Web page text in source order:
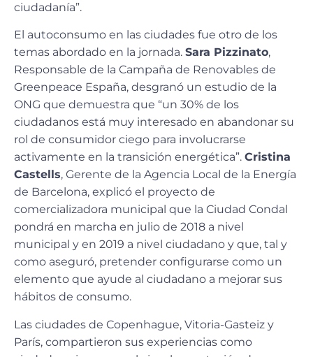
ciudadanía”.
El autoconsumo en las ciudades fue otro de los
temas abordado en la jornada. Sara Pizzinato,
Responsable de la Campaña de Renovables de
Greenpeace España, desgranó un estudio de la
ONG que demuestra que “un 30% de los
ciudadanos está muy interesado en abandonar su
rol de consumidor ciego para involucrarse
activamente en la transición energética”. Cristina
Castells, Gerente de la Agencia Local de la Energía
de Barcelona, explicó el proyecto de
comercializadora municipal que la Ciudad Condal
pondrá en marcha en julio de 2018 a nivel
municipal y en 2019 a nivel ciudadano y que, tal y
como aseguró, pretender configurarse como un
elemento que ayude al ciudadano a mejorar sus
hábitos de consumo.
Las ciudades de Copenhague, Vitoria-Gasteiz y
París, compartieron sus experiencias como